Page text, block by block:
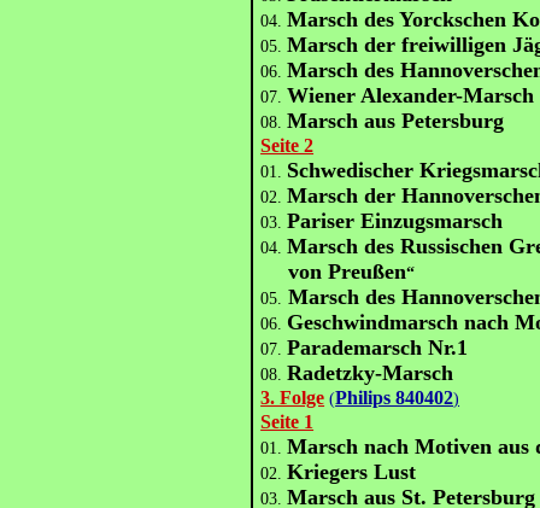
04.Marsch des Yorckschen
05. Marsch der freiwilligen
06.Marsch des
07. Wiener Alexander-Marsch
08.Marsch aus Petersburg
Seite 2
01. Schwedischer
02.Marsch der
03.Pariser Einzugsmarsch
04.Marsch des Russischen
von Preußen“
05. Marsch des
06. Geschwindmarsch nach
07.Parademarsch Nr.1
08.Radetzky-Marsch
3. Folge (Philips 840402)
Seite 1
01.Marsch nach Motiven aus
02.Kriegers Lust
03.Marsch aus St.